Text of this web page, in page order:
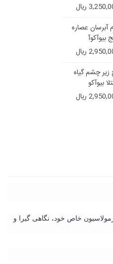
ریال
آبرسان عصاره
بیوآکوآ
ریال
چشم گیاه
بیوآکو
ریال
خاص خود، نگاهی گیرا و